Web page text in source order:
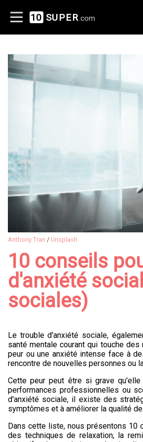
10 SUPER .com
Anthony Tran / Unsplash
10 conseils
d'anxiété
sociales)
Le trouble d'anxiété sociale,
santé mentale courant qui touche
peur ou une anxiété intense face à
rencontre de nouvelles personnes ou
Cette peur peut être si grave
performances professionnelles ou
d'anxiété sociale, il existe des
symptômes et à améliorer la qualité
Dans cette liste, nous présentons 10
des techniques de relaxation, la